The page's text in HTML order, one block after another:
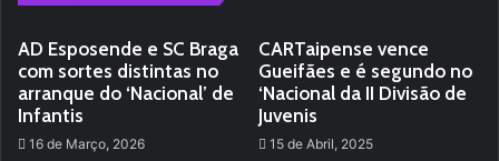
AD Esposende e SC Braga
com sortes distintas no
arranque do ‘Nacional’ de
Infantis
16 de Março, 2026
CARTaipense vence
Gueifães e é segundo no
‘Nacional da II Divisão de
Juvenis
15 de Abril, 2025